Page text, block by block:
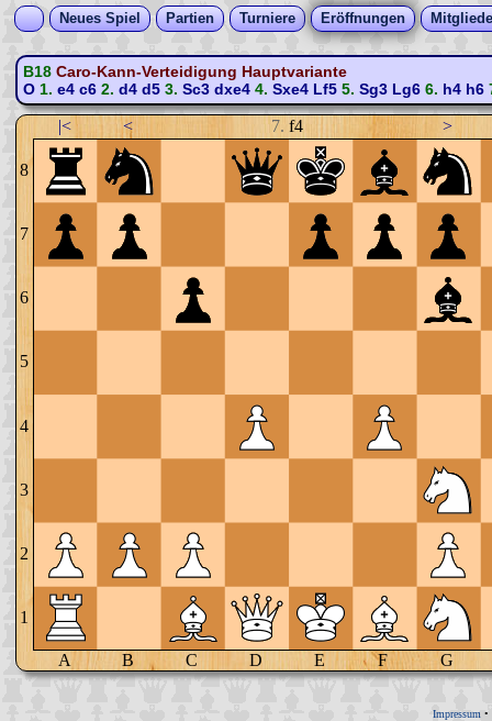
Neues Spiel Partien Turniere Eröffnungen
B18 Caro-Kann-Verteidigung Hauptvariante
O1. e4 c62. d4 d53. Sc3 dxe44. Sxe4 Lf55. Sg3 Lg66. h4 h6
|< < 7. f4 >
8
7
6
5
4
3
2
1
A B C D E F G
Impressum •